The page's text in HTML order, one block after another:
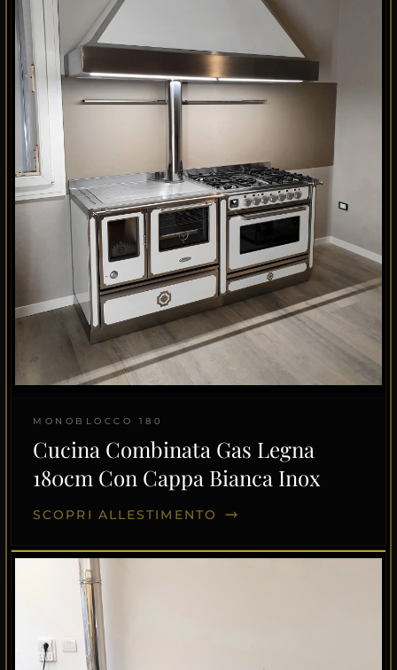
MONOBLOCCO 180
Cucina Combinata Gas Legna
180cm Con Cappa Bianca Inox
SCOPRI ALLESTIMENTO